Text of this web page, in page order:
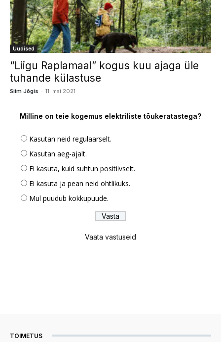
Uudised
“Liigu Raplamaal” kogus kuu ajaga üle
tuhande külastuse
Siim Jõgis - 11. mai 2021
Milline on teie kogemus elektriliste tõukeratastega?
Kasutan neid regulaarselt.
Kasutan aeg-ajalt.
Ei kasuta, kuid suhtun positiivselt.
Ei kasuta ja pean neid ohtlikuks.
Mul puudub kokkupuude.
Vaata vastuseid
TOIMETUS